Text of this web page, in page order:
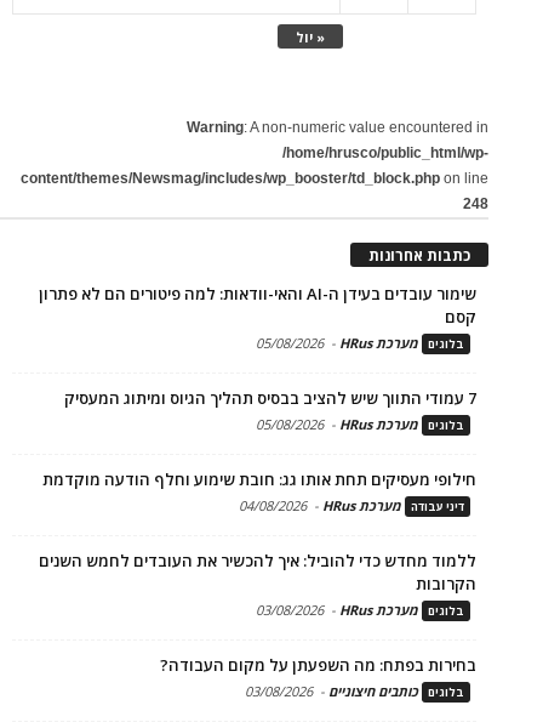
« יול
Warning: A non-numeric value encountered in
/home/hrusco/public_html/wp-
content/themes/Newsmag/includes/wp_booster/td_block.php on line
248
כתבות אחרונות
שימור עובדים בעידן ה-AI והאי-וודאות: למה פיטורים הם לא פתרון
קסם
בלוגים מערכת HRus -
05/08/2026
7 עמודי התווך שיש להציב בבסיס תהליך הגיוס ומיתוג המעסיק
בלוגים מערכת HRus -
05/08/2026
חילופי מעסיקים תחת אותו גג: חובת שימוע וחלף הודעה מוקדמת
דיני עבודה מערכת HRus -
04/08/2026
ללמוד מחדש כדי להוביל: איך להכשיר את העובדים לחמש השנים
הקרובות
בלוגים מערכת HRus -
03/08/2026
בחירות בפתח: מה השפעתן על מקום העבודה?
בלוגים כותבים חיצוניים -
03/08/2026